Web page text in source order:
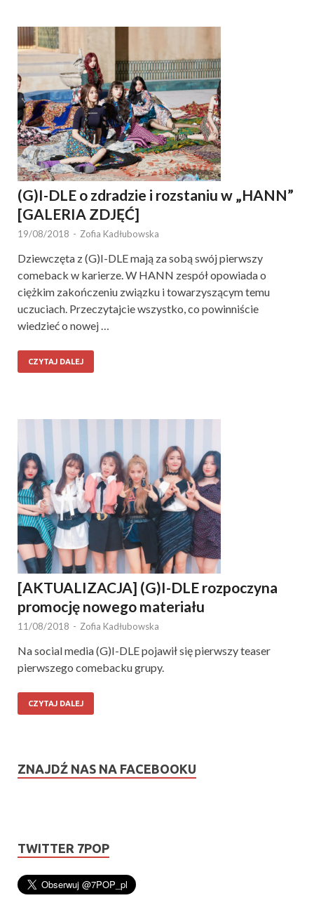
(G)I-DLE o zdradzie i rozstaniu w „HANN”
[GALERIA ZDJĘĆ]
19/08/2018 - Zofia Kadłubowska
Dziewczęta z (G)I-DLE mają za sobą swój pierwszy
comeback w karierze. W HANN zespół opowiada o
ciężkim zakończeniu związku i towarzyszącym temu
uczuciach. Przeczytajcie wszystko, co powinniście
wiedzieć o nowej …
CZYTAJ DALEJ
[AKTUALIZACJA] (G)I-DLE rozpoczyna
promocję nowego materiału
11/08/2018 - Zofia Kadłubowska
Na social media (G)I-DLE pojawił się pierwszy teaser
pierwszego comebacku grupy.
CZYTAJ DALEJ
ZNAJDŹ NAS NA FACEBOOKU
TWITTER 7POP